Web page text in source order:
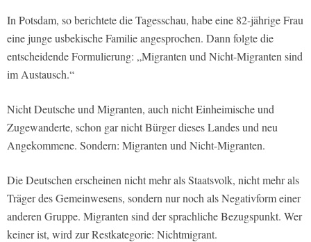
In Potsdam, so berichtete die Tagesschau, habe eine 82-jährige Frau
eine junge usbekische Familie angesprochen. Dann folgte die
entscheidende Formulierung: „Migranten und Nicht-Migranten sind
im Austausch.“
Nicht Deutsche und Migranten, auch nicht Einheimische und
Zugewanderte, schon gar nicht Bürger dieses Landes und neu
Angekommene. Sondern: Migranten und Nicht-Migranten.
Die Deutschen erscheinen nicht mehr als Staatsvolk, nicht mehr als
Träger des Gemeinwesens, sondern nur noch als Negativform einer
anderen Gruppe. Migranten sind der sprachliche Bezugspunkt. Wer
keiner ist, wird zur Restkategorie: Nichtmigrant.